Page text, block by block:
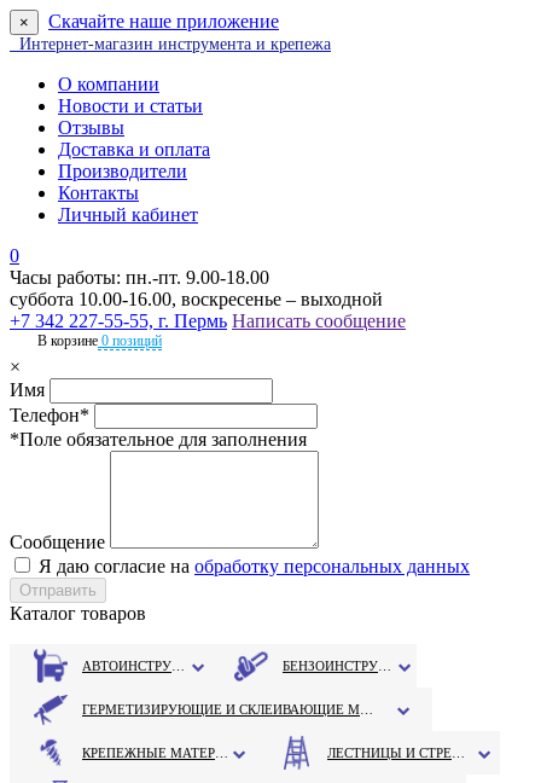
× Скачайте наше приложение
Интернет-магазин инструмента и крепежа
О компании
Новости и статьи
Отзывы
Доставка и оплата
Производители
Контакты
Личный кабинет
0
Часы работы: пн.-пт. 9.00-18.00
суббота 10.00-16.00, воскресенье – выходной
+7 342 227-55-55, г. Пермь Написать сообщение
В корзине 0 позиций
×
Имя
Телефон*
*Поле обязательное для заполнения
Сообщение
Я даю согласие на обработку персональных данных
Каталог товаров